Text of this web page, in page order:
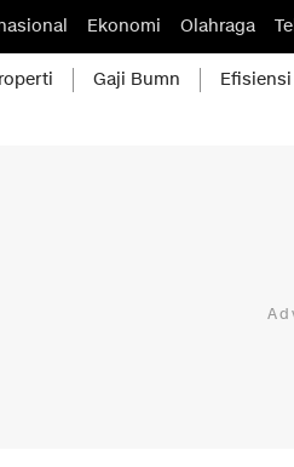
Ekonomi Olahraga
Gaji Bumn